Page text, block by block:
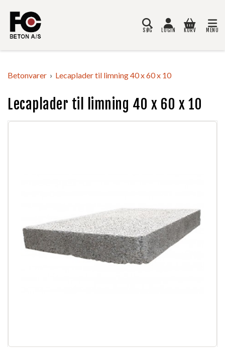
SØG LOGIN KURV MENU
Betonvarer Lecaplader til limning 40 x 60 x 10
Lecaplader til limning 40 x 60 x 10